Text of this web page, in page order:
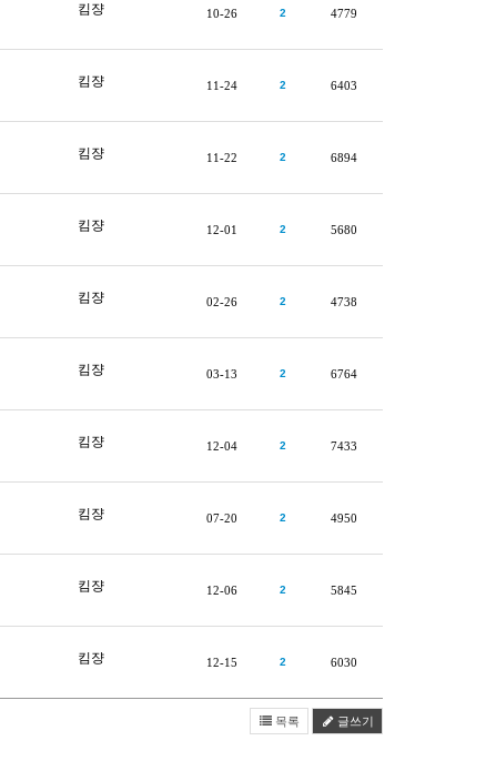
킴쟝 10-26 2 4779
킴쟝 11-24 2 6403
킴쟝 11-22 2 6894
킴쟝 12-01 2 5680
킴쟝 02-26 2 4738
킴쟝 03-13 2 6764
킴쟝 12-04 2 7433
킴쟝 07-20 2 4950
킴쟝 12-06 2 5845
킴쟝 12-15 2 6030
목록 글쓰기